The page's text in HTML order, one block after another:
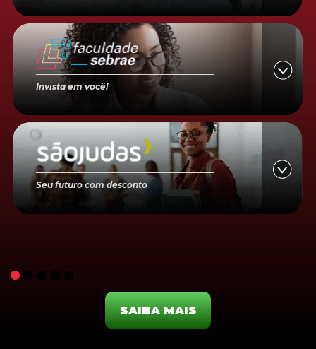
Invista em você!
Seu futuro com desconto
SAIBA MAIS